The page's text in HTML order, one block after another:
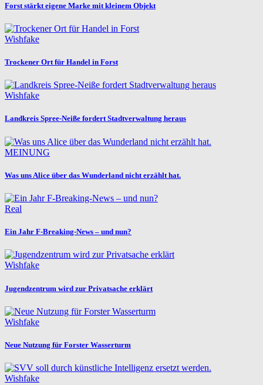
Forst stärkt eigene Marke mit kleinem Objekt
Wishfake
Trockener Ort für Handel in Forst
Wishfake
Landkreis Spree-Neiße fordert Stadtverwaltung heraus
MEINUNG
Was uns Alice über das Wunderland nicht erzählt hat.
Real
Ein Jahr F-Breaking-News – und nun?
Wishfake
Jugendzentrum wird zur Privatsache erklärt
Wishfake
Neue Nutzung für Forster Wasserturm
Wishfake